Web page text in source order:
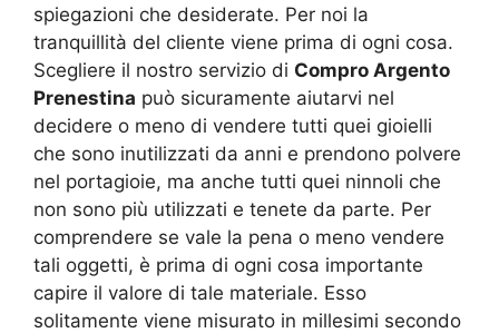
spiegazioni che desiderate. Per noi la
tranquillità del cliente viene prima di ogni cosa.
Scegliere il nostro servizio di Compro Argento
Prenestina può sicuramente aiutarvi nel
decidere o meno di vendere tutti quei gioielli
che sono inutilizzati da anni e prendono polvere
nel portagioie, ma anche tutti quei ninnoli che
non sono più utilizzati e tenete da parte. Per
comprendere se vale la pena o meno vendere
tali oggetti, è prima di ogni cosa importante
capire il valore di tale materiale. Esso
solitamente viene misurato in millesimi secondo